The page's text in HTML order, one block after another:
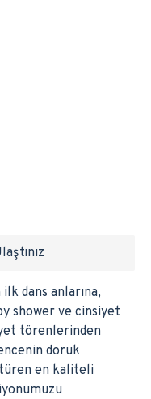
dans anlarına,
shower ve cinsiyet
törenlerinden
doruk
en kaliteli